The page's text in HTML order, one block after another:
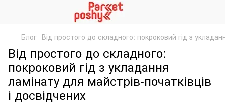
Блог Від простого до складного: покроковий гід з
Від простого до складного:
покроковий гід з укладання
ламінату для майстрів-початківців
і досвідчених